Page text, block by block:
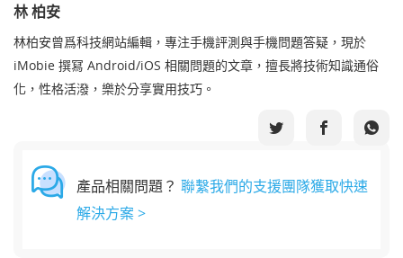
林 柏安
林柏安曾爲科技網站編輯，專注手機評測與手機問題答疑，現於
iMobie 撰冩 Android/iOS 相關問題的文章，擅長將技術知識通俗
化，性格活潑，樂於分享實用技巧。
產品相關問題？ 聯繫我們的支援團隊獲取快速
解決方案 >